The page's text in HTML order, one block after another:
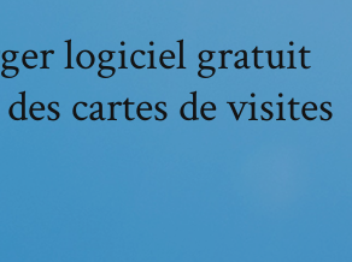
logiciel gratuit
cartes de visites